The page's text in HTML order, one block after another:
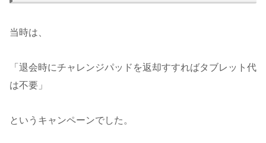
当時は、
「退会時にチャレンジパッドを返却すすればタブレット代
は不要」
というキャンペーンでした。